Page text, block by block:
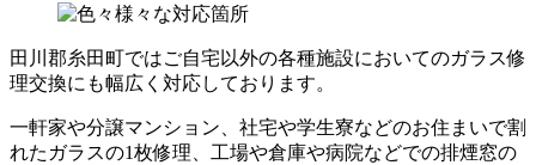
田川郡糸田町ではご自宅以外の各種施設においてのガラス修
理交換にも幅広く対応しております。
一軒家や分譲マンション、社宅や学生寮などのお住まいで割
れたガラスの1枚修理、工場や倉庫や病院などでの排煙窓の